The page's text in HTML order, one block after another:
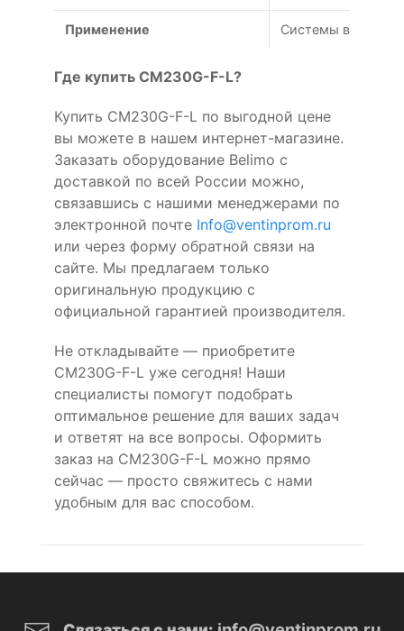
Применение Системы
Где купить CM230G-F-L?
Купить CM230G-F-L по выгодной цене
вы можете в нашем интернет-магазине.
Заказать оборудование Belimo с
доставкой по всей России можно,
связавшись с нашими менеджерами по
электронной почте Info@ventinprom.ru
или через форму обратной связи на
сайте. Мы предлагаем только
оригинальную продукцию с
официальной гарантией производителя.
Не откладывайте — приобретите
CM230G-F-L уже сегодня! Наши
специалисты помогут подобрать
оптимальное решение для ваших задач
и ответят на все вопросы. Оформить
заказ на CM230G-F-L можно прямо
сейчас — просто свяжитесь с нами
удобным для вас способом.